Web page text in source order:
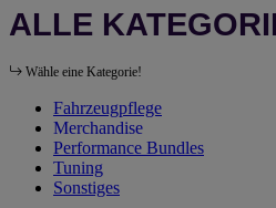
ALLE
Wähle eine Kategorie!
Fahrzeugpflege
Merchandise
Performance Bundles
Tuning
Sonstiges